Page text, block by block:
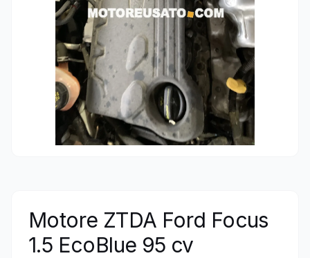
Motore ZTDA Ford Focus
1.5 EcoBlue 95 cv